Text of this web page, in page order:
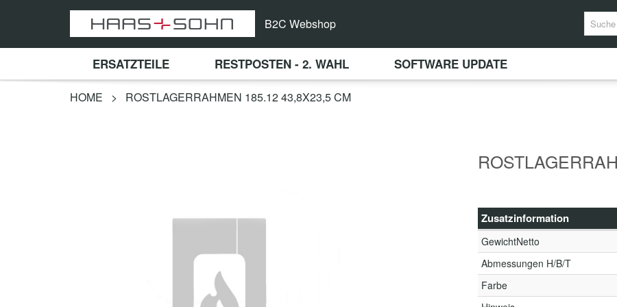
B2C Webshop
ERSATZTEILE RESTPOSTEN - 2. WAHL SOFTWARE UPDATE
HOME > ROSTLAGERRAHMEN 185.12 43,8X23,5 CM
Zusatzinformation
GewichtNetto
Abmessungen H/B/T
Farbe